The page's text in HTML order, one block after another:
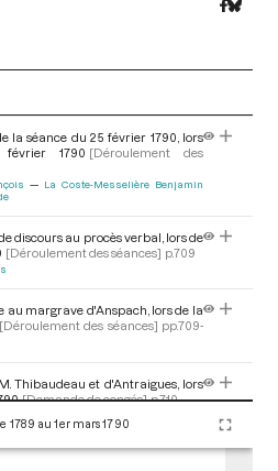
la séance du 25 février 1790, lors
1790 [Déroulement des
La Coste-Messelière Benjamin
discours au procès verbal, lors de
[Déroulement des séances] p.709
au margrave d'Anspach, lors de la
[Déroulement des séances] pp.709-
Thibaudeau et d'Antraigues, lors
[Demande de congés] p.710
de M. Jeannet, lors de la séance
1789 au 1er mars 1790